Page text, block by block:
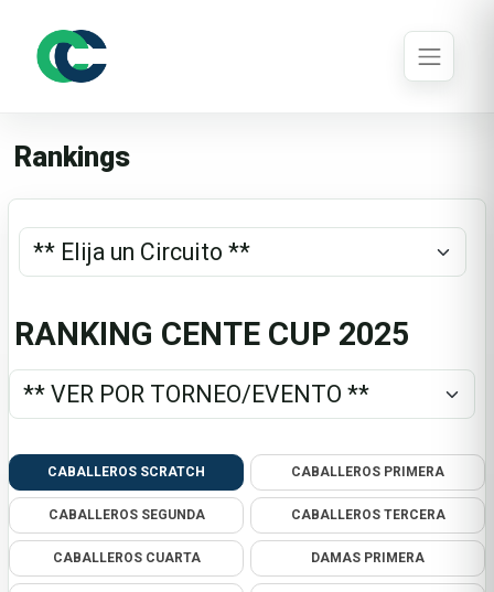
Rankings
RANKING CENTE CUP 2025
CABALLEROS SCRATCH CABALLEROS PRIMERA
CABALLEROS SEGUNDA CABALLEROS TERCERA
CABALLEROS CUARTA DAMAS PRIMERA